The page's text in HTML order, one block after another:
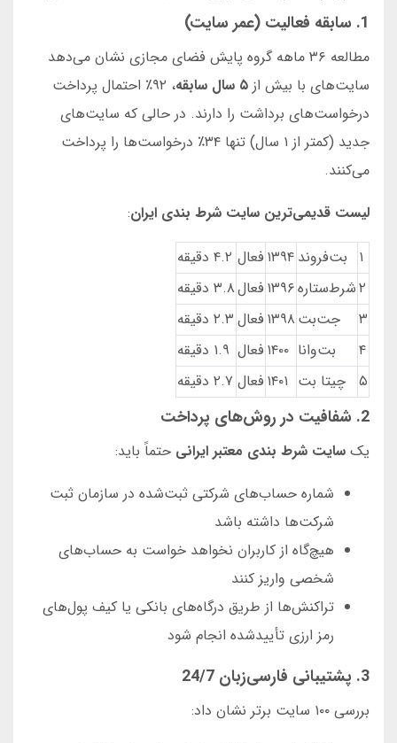
1. سابقه فعالیت (عمر سایت)
مطالعه ۳۶ ماهه گروه پایش فضای مجازی نشان می‌دهد
سایت‌های با بیش از ۵ سال سابقه
، ۹۲٪ احتمال پرداخت
درخواست‌های برداشت را دارند. در حالی که سایت‌های
جدید (کمتر از ۱ سال) تنها ۳۴٪ درخواست‌ها را پرداخت
می‌کنند.
لیست قدیمی‌ترین سایت شرط بندی ایران:
۱ بت‌فروند ۱۳۹۴فعال ۴.۲ دقیقه
۲شرط‌ستاره۱۳۹۶فعال۳.۸ دقیقه
۳
جت‌بت۱۳۹۸فعال ۲.۳ دقیقه
۴
بت‌وانا ۱۴۰۰فعال ۱.۹ دقیقه
۵ چیتا بت ۱۴۰۱فعال ۲.۷ دقیقه
2. شفافیت در روش‌های پرداخت
یک سایت شرط بندی معتبر ایرانی حتماً باید:
شماره حساب‌های شرکتی ثبت‌شده در سازمان ثبت
شرکت‌ها داشته باشد
هیچ‌گاه از کاربران نخواهد خواست به حساب‌های
شخصی واریز کنند
تراکنش‌ها از طریق درگاه‌های بانکی یا کیف پول‌های
رمز ارزی تأییدشده انجام شود
3. پشتیبانی فارسی‌زبان 24/7
بررسی ۱۰۰ سایت برتر نشان داد: